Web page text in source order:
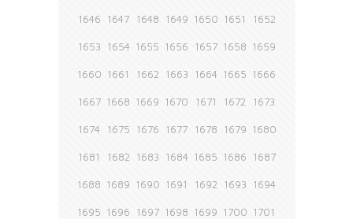
1646 1647 1648 1649 1650 1651 1652
1653 1654 1655 1656 1657 1658 1659
1660 1661 1662 1663 1664 1665 1666
1667 1668 1669 1670 1671 1672 1673
1674 1675 1676 1677 1678 1679 1680
1681 1682 1683 1684 1685 1686 1687
1688 1689 1690 1691 1692 1693 1694
1695 1696 1697 1698 1699 1700 1701